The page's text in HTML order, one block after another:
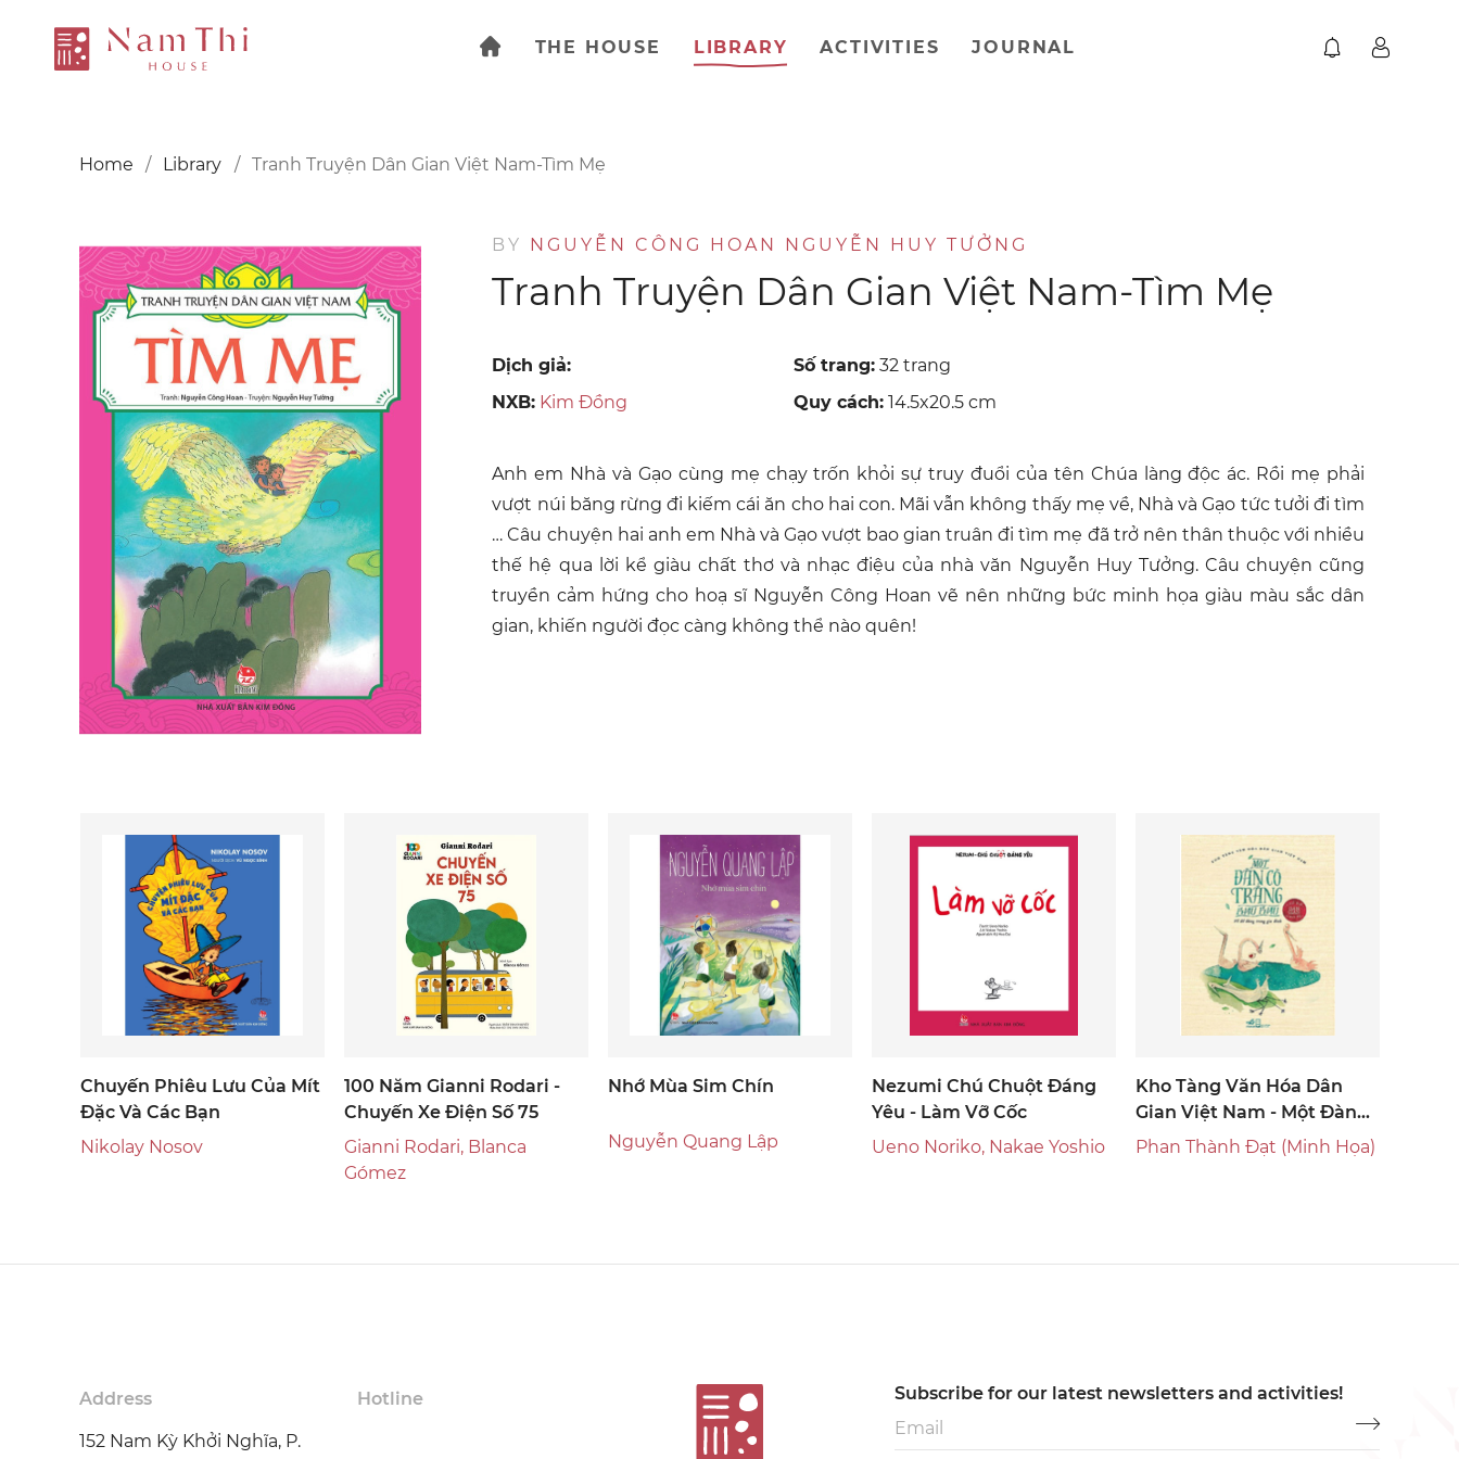
THE HOUSE LIBRARY ACTIVITIES JOURNAL
Home Library Tranh Truyện Dân Gian Việt Nam-Tìm Mẹ
BY NGUYỄN CÔNG HOAN NGUYỄN HUY TƯỞNG
Tranh Truyện Dân Gian Việt Nam-Tìm Mẹ
Dịch giả: Số trang: 32 trang
NXB: Kim Đồng Quy cách: 14.5x20.5 cm
Anh em Nhà và Gạo cùng mẹ chạy trốn khỏi sự truy đuổi của tên Chúa làng độc ác. Rồi mẹ phải
vượt núi băng rừng đi kiếm cái ăn cho hai con. Mãi vẫn không thấy mẹ về, Nhà và Gạo tức tưởi đi tìm
… Câu chuyện hai anh em Nhà và Gạo vượt bao gian truân đi tìm mẹ đã trở nên thân thuộc với nhiều
thế hệ qua lời kể giàu chất thơ và nhạc điệu của nhà văn Nguyễn Huy Tưởng. Câu chuyện cũng
truyền cảm hứng cho hoạ sĩ Nguyễn Công Hoan vẽ nên những bức minh họa giàu màu sắc dân
gian, khiến người đọc càng không thể nào quên!
Chuyến Phiêu Lưu Của Mít
Đặc Và Các Bạn
Nikolay Nosov
100 Năm Gianni Rodari -
Chuyến Xe Điện Số 75
Gianni Rodari, Blanca
Gómez
Nhớ Mùa Sim Chín
Nguyễn Quang Lập
Nezumi Chú Chuột Đáng
Yêu - Làm Vỡ Cốc
Ueno Noriko, Nakae Yoshio
Kho Tàng Văn Hóa Dân
Gian Việt Nam - Một Đàn
Cò Trắng Phau Phau
Phan Thành Đạt (Minh Họa)
Address
152 Nam Kỳ Khởi Nghĩa, P.
Hotline Subscribe for our latest newsletters and activities!